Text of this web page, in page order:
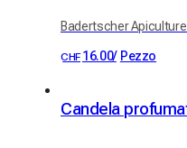
Badertscher
CHF 16.00/ Pezzo